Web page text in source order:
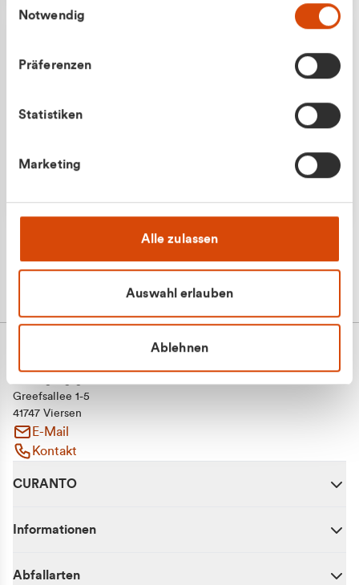
gesammelt haben.
Notwendig
Präferenzen
Statistiken
Marketing
Alle zulassen
Auswahl erlauben
Ablehnen
Greefsallee 1-5
41747 Viersen
E-Mail
Kontakt
CURANTO
Informationen
Abfallarten